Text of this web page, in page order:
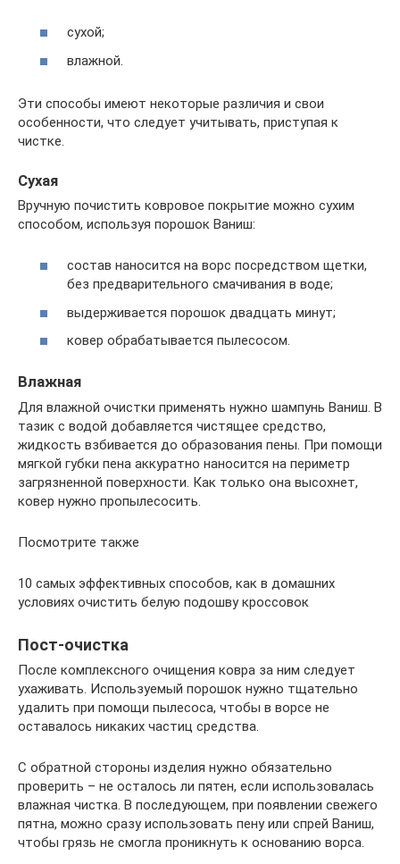
сухой;
влажной.
Эти способы имеют некоторые различия и свои
особенности, что следует учитывать, приступая к
чистке.
Сухая
Вручную почистить ковровое покрытие можно сухим
способом, используя порошок Ваниш:
состав наносится на ворс посредством щетки,
без предварительного смачивания в воде;
выдерживается порошок двадцать минут;
ковер обрабатывается пылесосом.
Влажная
Для влажной очистки применять нужно шампунь Ваниш. В
тазик с водой добавляется чистящее средство,
жидкость взбивается до образования пены. При помощи
мягкой губки пена аккуратно наносится на периметр
загрязненной поверхности. Как только она высохнет,
ковер нужно пропылесосить.
Посмотрите также
10 самых эффективных способов, как в домашних
условиях очистить белую подошву кроссовок
Пост-очистка
После комплексного очищения ковра за ним следует
ухаживать. Используемый порошок нужно тщательно
удалить при помощи пылесоса, чтобы в ворсе не
оставалось никаких частиц средства.
С обратной стороны изделия нужно обязательно
проверить – не осталось ли пятен, если использовалась
влажная чистка. В последующем, при появлении свежего
пятна, можно сразу использовать пену или спрей Ваниш,
чтобы грязь не смогла проникнуть к основанию ворса.